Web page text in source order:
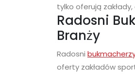
tylko oferują
Radosni
Branży
Radosni
oferty zakładów